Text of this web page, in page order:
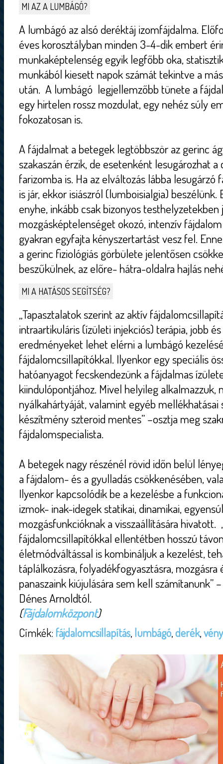
MI AZ A LUMBÁGÓ?
A lumbágó az alsó deréktáj izomfájdalma.
éves korosztályban minden 3-4-dik embert
munkaképtelenség egyik legfőbb oka,
munkából kiesett napok számát tekintve a
után. A lumbágó legjellemzőbb tünete a
egy hirtelen rossz mozdulat, egy nehéz súly
fokozatosan is.
A fájdalmat a betegek legtöbbször az gerinc
szakaszán érzik, de esetenként lesugározhat
farizomba is. Ha az elváltozás lábba lesugárzó
is jár, ekkor isiászról (lumboisialgia)
enyhe, inkább csak bizonyos
mozgásképtelenséget okozó, intenzív
gyakran egyfajta kényszertartást vesz fel.
a gerinc fiziológiás görbülete jelentősen
beszűkülnek, az előre- hátra-oldalra hajlás
MI A HATÁSOS SEGÍTSÉG?
„Tapasztalatok szerint az aktív
intraartikuláris (ízületi injekciós) terápia, jobb
eredményeket lehet elérni a lumbágó
fájdalomcsillapítókkal. Ilyenkor egy speciális
hatóanyagot fecskendezünk a fájdalmas
kiindulópontjához. Mivel helyileg alkalmazzuk,
nyálkahártyáját, valamint egyéb mellékhatásai
készítmény szteroid mentes” –osztja meg
fájdalomspecialista.
A betegek nagy részénél rövid időn belül
a fájdalom- és a gyulladás csökkenésében,
Ilyenkor kapcsolódik be a kezelésbe a
izmok- inak-idegek statikai, dinamikai,
mozgásfunkcióknak a visszaállítására hivatott.
fájdalomcsillapítókkal ellentétben hosszú
életmódváltással is kombináljuk a kezelést,
táplálkozásra, folyadékfogyasztásra,
panaszaink kiújulására sem kell számítanunk”
Dénes Arnoldtól.
(Fájdalomközpont)
Címkék: fájdalomcsillapítás, lumbágó,derék,vény